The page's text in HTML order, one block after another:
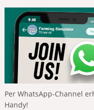
Per WhatsApp-Channel
Handy!